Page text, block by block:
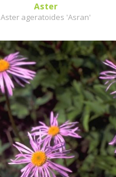
Aster
Aster ageratoides 'Asran'